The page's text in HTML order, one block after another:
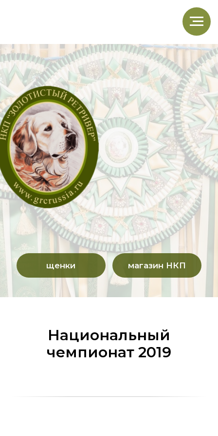
щенки магазин НКП
Национальный
чемпионат 2019